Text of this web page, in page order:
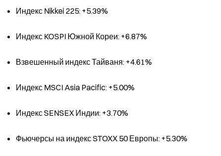
Индекс Nikkei 225: +5.39%
Индекс KOSPI Южной Кореи: +6.87%
Взвешенный индекс Тайваня: +4.61%
Индекс MSCI Asia Pacific: +5.00%
Индекс SENSEX Индии: +3.70%
Фьючерсы на индекс STOXX 50 Европы: +5.30%